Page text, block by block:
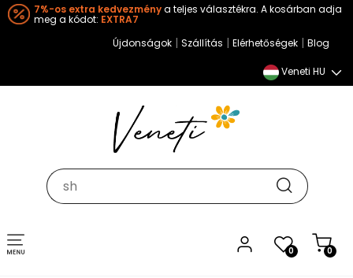
7%-os extra kedvezménya teljes választékra. A kosárban adja
meg a kódot: EXTRA7
Újdonságok | Szállítás | Elérhetőségek | Blog
Veneti HU
0 0
Toggle
navigation